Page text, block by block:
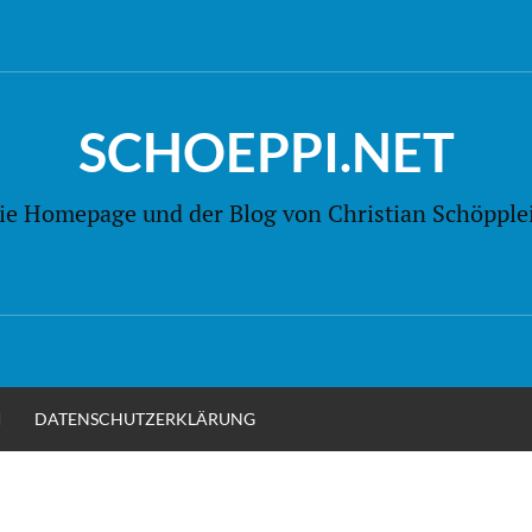
SCHOEPPI.NET
Homepage und der Blog von Christian
DATENSCHUTZERKLÄRUNG